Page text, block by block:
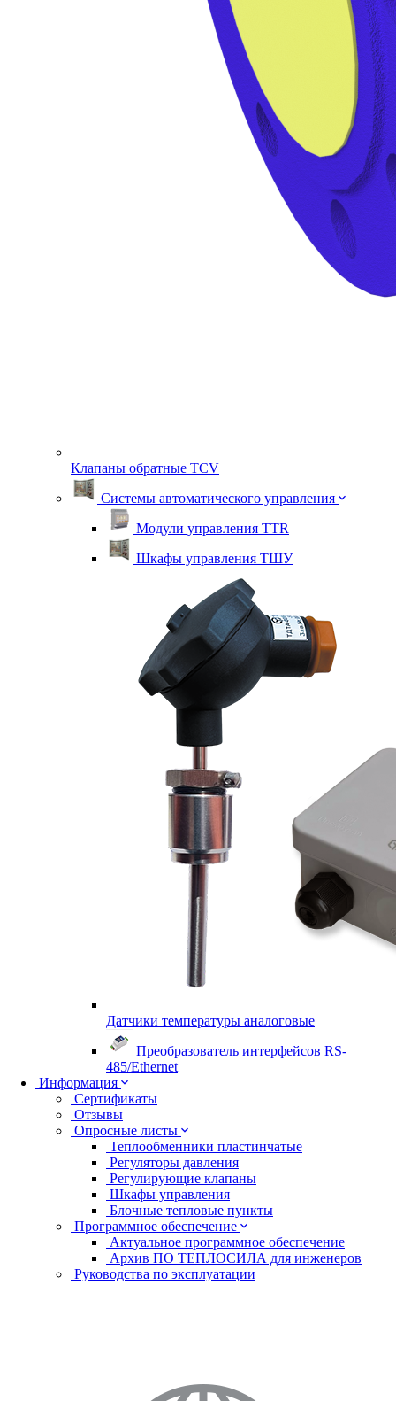
Клапаны обратные TСV
Системы автоматического управления
Модули управления TTR
Шкафы управления ТШУ
Датчики температуры аналоговые
Преобразователь интерфейсов RS-
485/Ethernet
Информация
Сертификаты
Отзывы
Опросные листы
Теплообменники пластинчатые
Регуляторы давления
Регулирующие клапаны
Шкафы управления
Блочные тепловые пункты
Программное обеспечение
Актуальное программное обеспечение
Архив ПО ТЕПЛОСИЛА для инженеров
Руководства по эксплуатации